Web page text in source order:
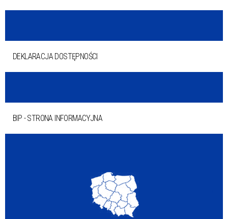
DEKLARACJA DOSTĘPNOŚCI
BIP - STRONA INFORMACYJNA